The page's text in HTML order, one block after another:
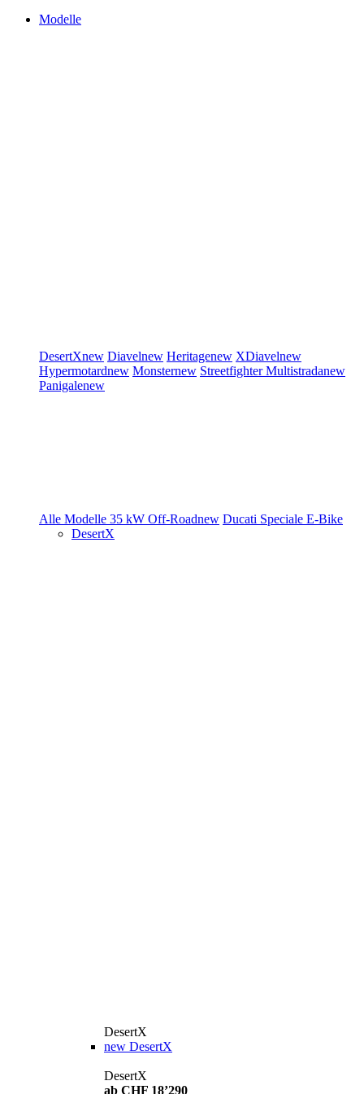
Modelle
DesertXnew Diavelnew Heritagenew XDiavelnew
Hypermotardnew Monsternew StreetfighterMultistradanew
Panigalenew
Alle Modelle 35 kW Off-Roadnew Ducati Speciale E-Bike
DesertX
DesertX
new DesertX
DesertX
ab CHF 18’290